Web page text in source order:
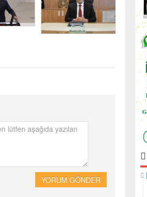
YORUM GÖNDER